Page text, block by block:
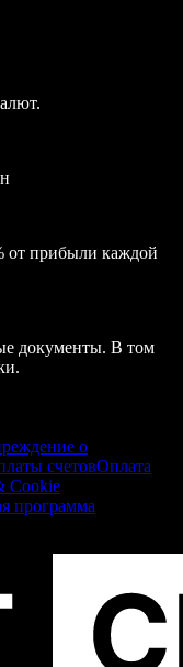
от прибыли каждой
документы. В том
о
счетовОплата
Cookie
программа